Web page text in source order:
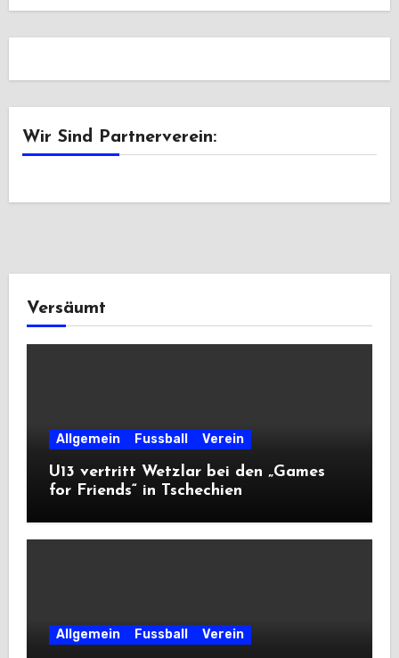
Wir Sind Partnerverein:
Versäumt
Allgemein Fussball Verein
U13 vertritt Wetzlar bei den „Games
for Friends“ in Tschechien
Allgemein Fussball Verein